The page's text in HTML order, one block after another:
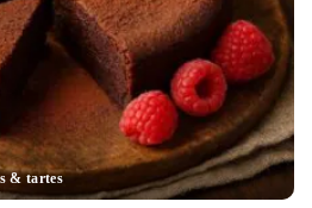
& tartes